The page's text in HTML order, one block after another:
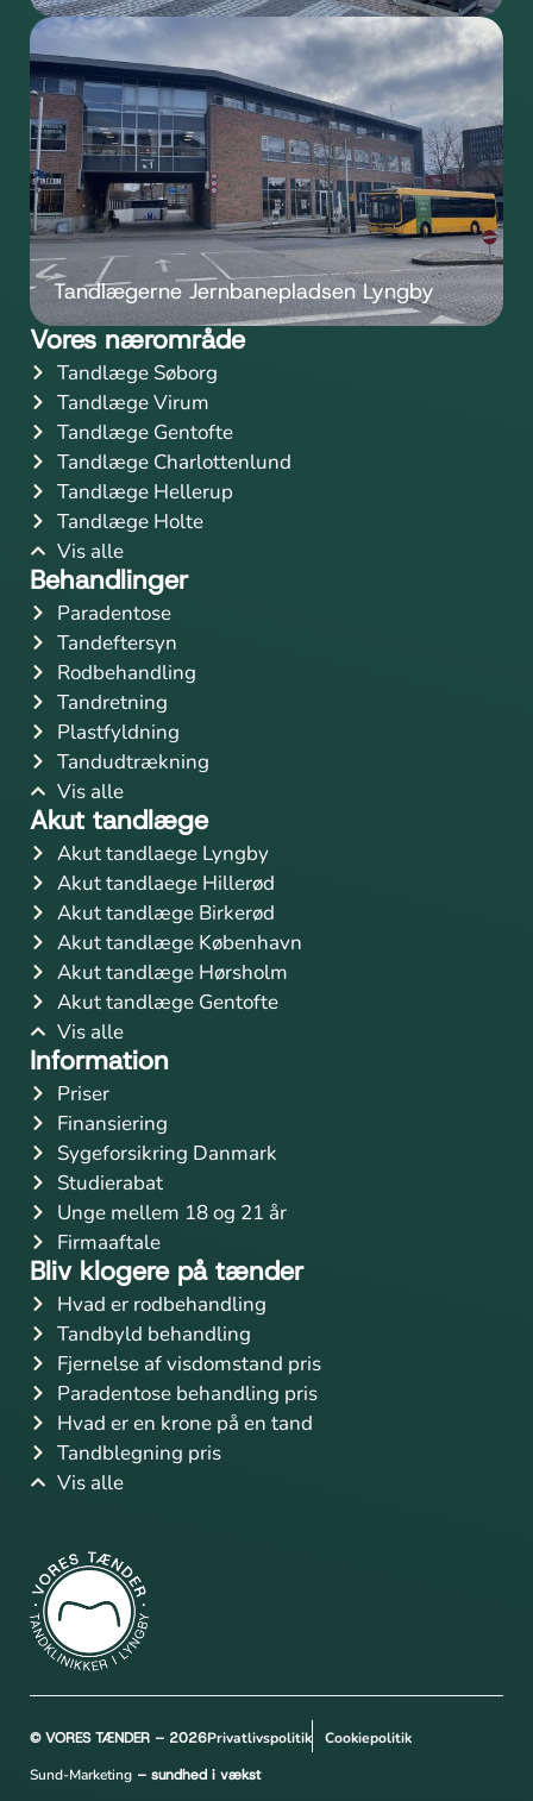
Tandlægerne Jernbanepladsen Lyngby
Vores nærområde
Tandlæge Søborg
Tandlæge Virum
Tandlæge Gentofte
Tandlæge Charlottenlund
Tandlæge Hellerup
Tandlæge Holte
Vis alle
Behandlinger
Paradentose
Tandeftersyn
Rodbehandling
Tandretning
Plastfyldning
Tandudtrækning
Vis alle
Akut tandlæge
Akut tandlaege Lyngby
Akut tandlaege Hillerød
Akut tandlæge Birkerød
Akut tandlæge København
Akut tandlæge Hørsholm
Akut tandlæge Gentofte
Vis alle
Information
Priser
Finansiering
Sygeforsikring Danmark
Studierabat
Unge mellem 18 og 21 år
Firmaaftale
Bliv klogere på tænder
Hvad er rodbehandling
Tandbyld behandling
Fjernelse af visdomstand pris
Paradentose behandling pris
Hvad er en krone på en tand
Tandblegning pris
Vis alle
© VORES TÆNDER – 2026Privatlivspolitik
Cookiepolitik
Sund-Marketing – sundhed i vækst